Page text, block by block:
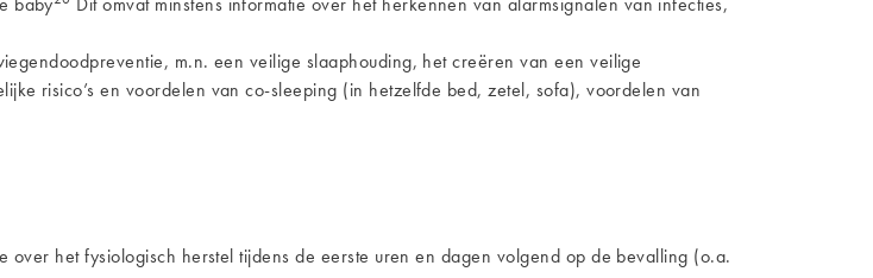
m.n. een veilige slaaphouding, het creëren van een veilige
risico’s en voordelen van co-sleeping (in hetzelfde bed, zetel, sofa), voordelen van
over het fysiologisch herstel tijdens de eerste uren en dagen volgend op de bevalling (o.a.